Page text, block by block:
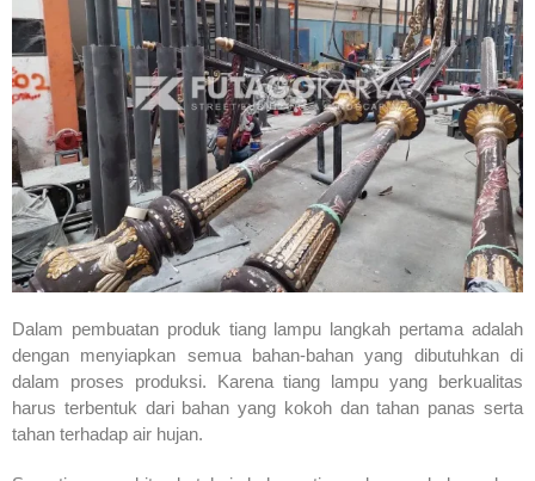
Dalam pembuatan produk tiang lampu langkah pertama adalah
dengan menyiapkan semua bahan-bahan yang dibutuhkan di
dalam proses produksi. Karena tiang lampu yang berkualitas
harus terbentuk dari bahan yang kokoh dan tahan panas serta
tahan terhadap air hujan.